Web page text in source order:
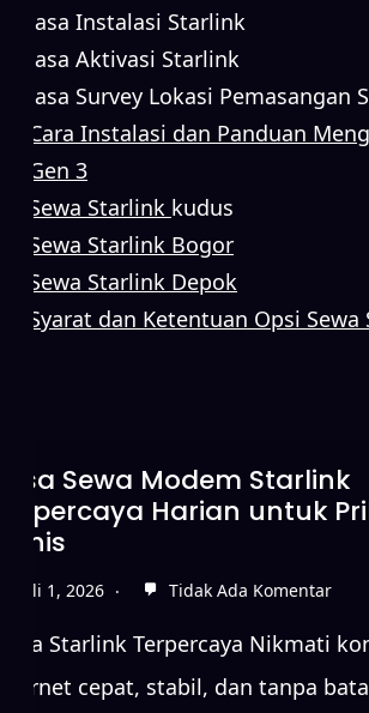
Jasa Instalasi Starlink
Jasa Aktivasi Starlink
Jasa Survey Lokasi Pemasangan
Cara Instalasi dan Panduan
Gen 3
Sewa Starlink kudus
Sewa Starlink Bogor
Sewa Starlink Depok
Syarat dan Ketentuan Opsi Sewa
Sewa Modem Starlink
Harian untuk
Juli 1, 2026 Tidak Ada Komentar
Starlink Terpercaya Nikmati
cepat, stabil, dan tanpa